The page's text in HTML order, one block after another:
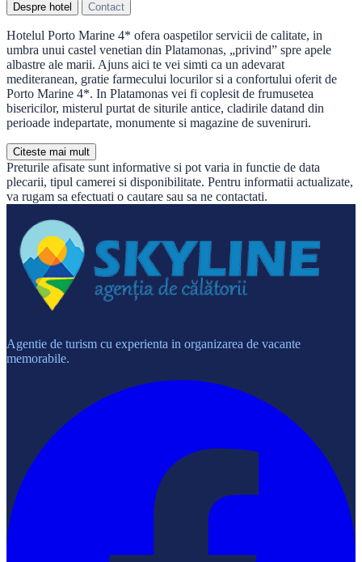
Despre hotel Contact
Hotelul Porto Marine 4* ofera oaspetilor servicii de calitate, in
umbra unui castel venetian din Platamonas, „privind” spre apele
albastre ale marii. Ajuns aici te vei simti ca un adevarat
mediteranean, gratie farmecului locurilor si a confortului oferit de
Porto Marine 4*. In Platamonas vei fi coplesit de frumusetea
bisericilor, misterul purtat de siturile antice, cladirile datand din
perioade indepartate, monumente si magazine de suveniruri.
Citeste mai mult
Preturile afisate sunt informative si pot varia in functie de data
plecarii, tipul camerei si disponibilitate. Pentru informatii actualizate,
va rugam sa efectuati o cautare sau sa ne contactati.
Agentie de turism cu experienta in organizarea de vacante
memorabile.